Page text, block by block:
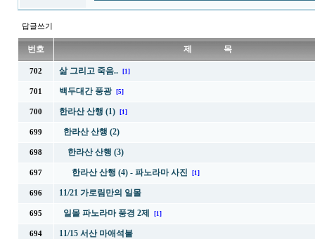
답글쓰기
번호 제 목
702 삶 그리고 죽음.. [1]
701 백두대간 풍광 [5]
700 한라산 산행 (1) [1]
699 한라산 산행 (2)
698 한라산 산행 (3)
697 한라산 산행 (4) - 파노라마 사진 [1]
696 11/21 가로림만의 일몰
695 일몰 파노라마 풍경 2제 [1]
694 11/15 서산 마애석불